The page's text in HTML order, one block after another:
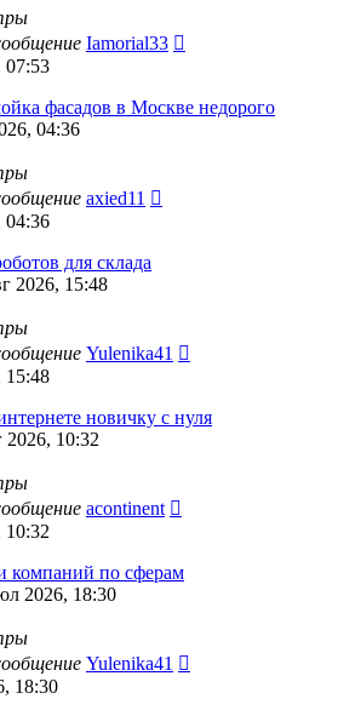
Iamorial33
07:53
фасадов в Москве недорого
04:36
axied11
04:36
для склада
2026, 15:48
Yulenika41
15:48
новичку с нуля
2026, 10:32
acontinent
10:32
компаний по сферам
2026, 18:30
Yulenika41
18:30